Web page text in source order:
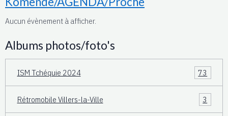
Aucun évènement à afficher.
Albums photos/foto's
ISM Tchéquie 2024 73
Rétromobile Villers-la-Ville 3